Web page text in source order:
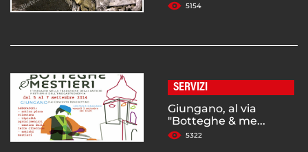
5154
SERVIZI
Giungano, al via
"Botteghe & me...
5322